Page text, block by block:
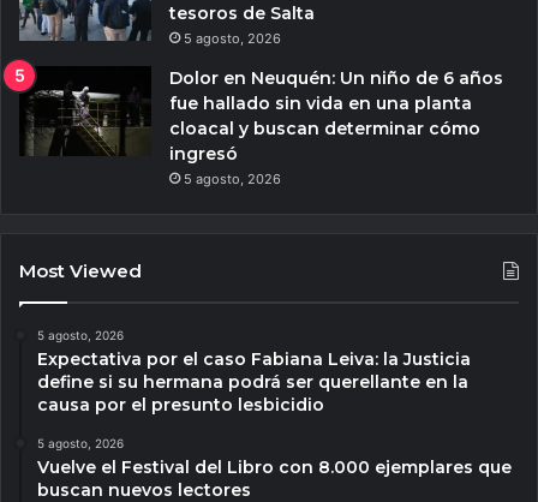
tesoros de Salta
5 agosto, 2026
Dolor en Neuquén: Un niño de 6 años
fue hallado sin vida en una planta
cloacal y buscan determinar cómo
ingresó
5 agosto, 2026
Most Viewed
5 agosto, 2026
Expectativa por el caso Fabiana Leiva: la Justicia
define si su hermana podrá ser querellante en la
causa por el presunto lesbicidio
5 agosto, 2026
Vuelve el Festival del Libro con 8.000 ejemplares que
buscan nuevos lectores